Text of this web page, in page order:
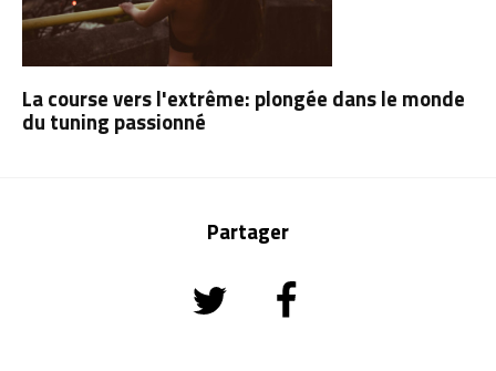
La course vers l'extrême: plongée dans le monde
du tuning passionné
Partager